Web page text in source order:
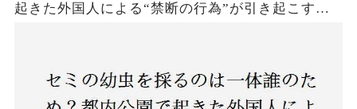
起きた外国人による“禁断の行為”が引き起こす論